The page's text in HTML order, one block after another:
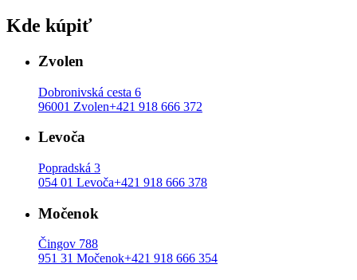
Kde kúpiť
Zvolen
Dobronivská cesta 6
96001 Zvolen+421 918 666 372
Levoča
Popradská 3
054 01 Levoča+421 918 666 378
Močenok
Čingov 788
951 31 Močenok+421 918 666 354